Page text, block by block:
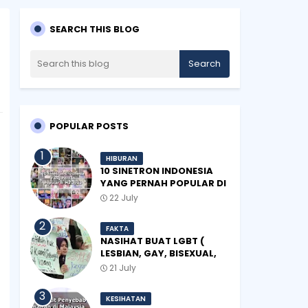
SEARCH THIS BLOG
POPULAR POSTS
HIBURAN
10 SINETRON INDONESIA
YANG PERNAH POPULAR DI
MALAYSIA
22 July
FAKTA
NASIHAT BUAT LGBT (
LESBIAN, GAY, BISEXUAL,
TRANSGENDER)
21 July
KESIHATAN